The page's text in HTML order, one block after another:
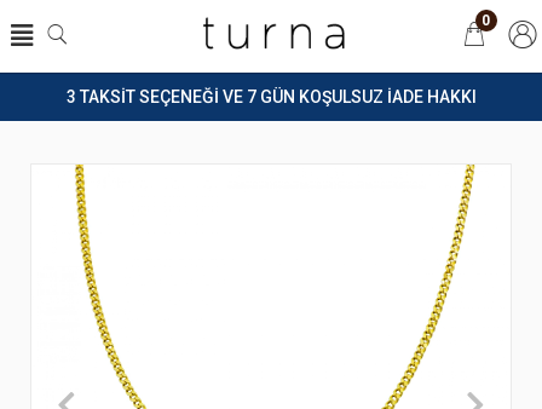
3 TAKSİT SEÇENEĞİ VE 7 GÜN KOŞULSUZ İADE HAKKI
0